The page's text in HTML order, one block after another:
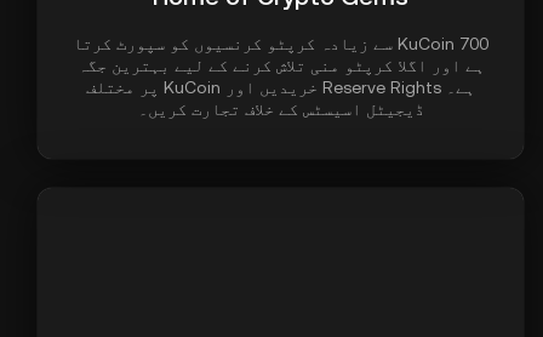
KuCoin 700 سے زیادہ کرپٹو کرنسیوں کو سپورٹ کرتا
ہے اور اگلا کرپٹو منی تلاش کرنے کے لیے بہترین جگہ
ہے۔ Reserve Rights خریدیں اور KuCoin پر مختلف
ڈیجیٹل اسیسٹس کے خلاف تجارت کریں۔